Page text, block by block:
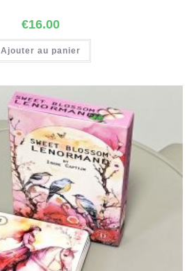
€16.00
Ajouter au panier